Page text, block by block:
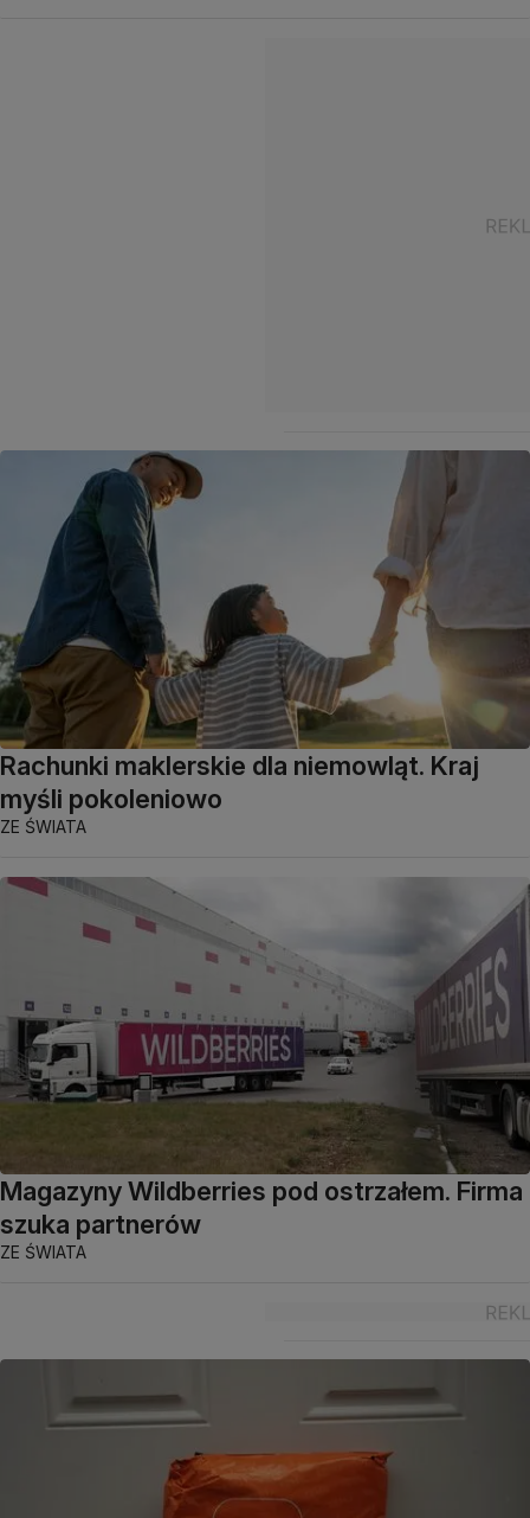
Rachunki maklerskie dla niemowląt. Kraj
myśli pokoleniowo
ZE ŚWIATA
Magazyny Wildberries pod ostrzałem. Firma
szuka partnerów
ZE ŚWIATA